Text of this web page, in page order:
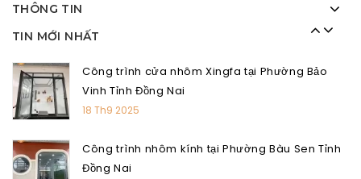
THÔNG TIN
TIN MỚI NHẤT
Công trình cửa nhôm Xingfa tại Phường Bảo
Vinh Tỉnh Đồng Nai
18 Th9 2025
Công trình nhôm kính tại Phường Bàu Sen Tỉnh
Đồng Nai